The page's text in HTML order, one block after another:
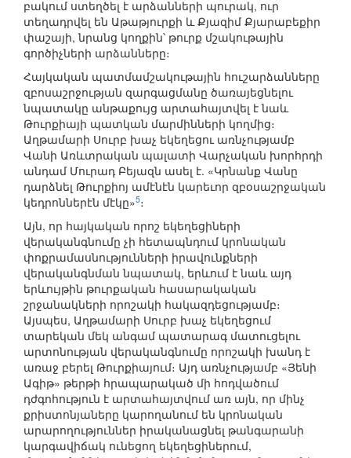
բակում ստեղծել է արձանների պուրակ, ուր
տեղադրվել են Աթաթյուրքի և Քյազիմ Քյարաբեքիր
փաշայի, նրանց կողքին՝ թուրք մշակութային
գործիչների արձանները։
Հայկական պատմամշակութային հուշարձանները
զբոսաշրջության զարգացմանը ծառայեցնելու
նպատակը անթաքույց արտահայտվել է նաև
Թուրքիայի պատկան մարմինների կողմից։
Աղթամարի Սուրբ խաչ եկեղեցու առնչությամբ
Վանի Առևտրական պալատի Վարչական խորհրդի
անդամ Մուրադ Բեյազն ասել է. «Կրնանք Վանը
դարձնել Թուրքիոյ ամէնէն կարեւոր զբօսաշրջական
կեդրոններէն մէկը»5։
Այն, որ հայկական որոշ եկեղեցիների
վերականգնումը չի հետապնդում կրոնական
փոքրամասնությունների իրավունքների
վերականգնման նպատակ, երևում է նաև այդ
երևույթին թուրքական հասարակական
շրջանակների որոշակի հակազդեցությամբ։
Այսպես, Աղթամարի Սուրբ խաչ եկեղեցում
տարեկան մեկ անգամ պատարագ մատուցելու
արտոնության վերականգնումը որոշակի խանդ է
առաջ բերել Թուրքիայում։ Այդ առնչությամբ «Յենի
Ագիթ» թերթի հրապարակած մի հոդվածում
դժգոհություն է արտահայտվում առ այն, որ մինչ
քրիստոնյաները կարողանում են կրոնական
արարողություններ իրականացնել թանգարանի
կարգավիճակ ունեցող եկեղեցիներում,